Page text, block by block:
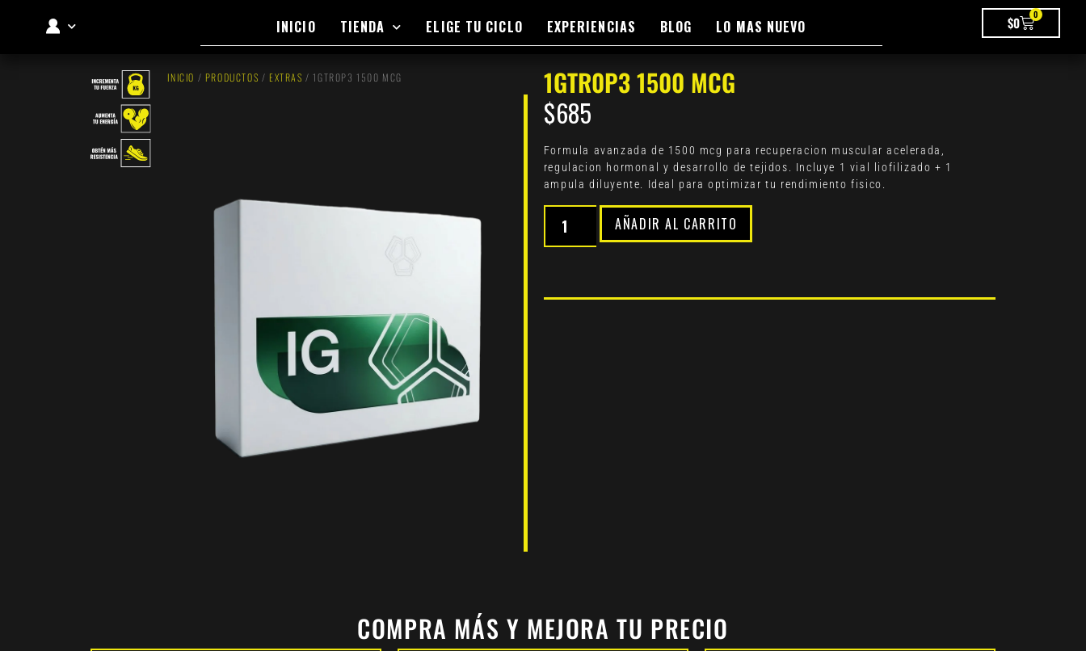
MI CUENTA INICIO TIENDA ELIGE TU CICLO EXPERIENCIAS BLOG LO MAS NUEVO $0 0
INICIO / PRODUCTOS /EXTRAS / 1GTR0P3 1500 MCG
1GTR0P3 1500 MCG
$685
Formula avanzada de 1500 mcg para recuperacion muscular acelerada,
regulacion hormonal y desarrollo de tejidos. Incluye 1 vial liofilizado + 1
ampula diluyente. Ideal para optimizar tu rendimiento fisico.
AÑADIR AL CARRITO
COMPRA MÁS Y MEJORA TU PRECIO